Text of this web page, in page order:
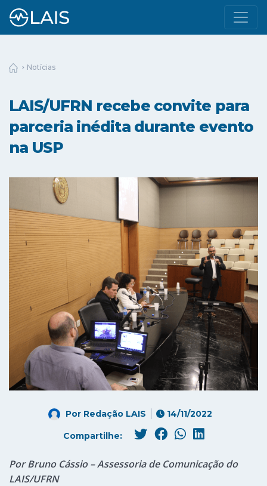
Notícias
LAIS/UFRN recebe convite para
parceria inédita durante evento
na USP
Por Redação LAIS 14/11/2022
Compartilhe:
Por Bruno Cássio – Assessoria de Comunicação do
LAIS/UFRN